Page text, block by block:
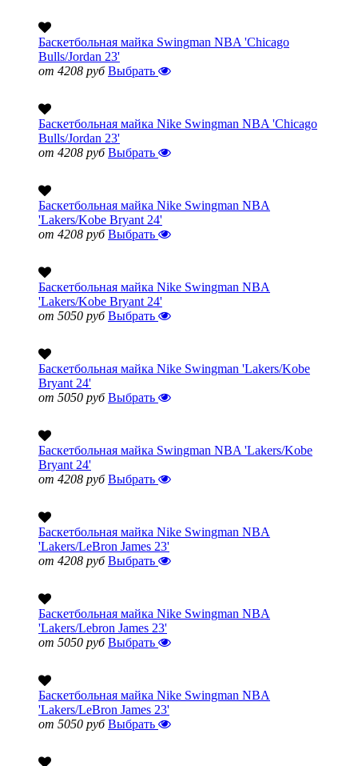
Баскетбольная майка Swingman NBA 'Chicago
Bulls/Jordan 23'
от 4208 руб Выбрать
Баскетбольная майка Nike Swingman NBA 'Chicago
Bulls/Jordan 23'
от 4208 руб Выбрать
Баскетбольная майка Nike Swingman NBA
'Lakers/Kobe Bryant 24'
от 4208 руб Выбрать
Баскетбольная майка Nike Swingman NBA
'Lakers/Kobe Bryant 24'
от 5050 руб Выбрать
Баскетбольная майка Nike Swingman 'Lakers/Kobe
Bryant 24'
от 5050 руб Выбрать
Баскетбольная майка Swingman NBA 'Lakers/Kobe
Bryant 24'
от 4208 руб Выбрать
Баскетбольная майка Nike Swingman NBA
'Lakers/LeBron James 23'
от 4208 руб Выбрать
Баскетбольная майка Nike Swingman NBA
'Lakers/Lebron James 23'
от 5050 руб Выбрать
Баскетбольная майка Nike Swingman NBA
'Lakers/LeBron James 23'
от 5050 руб Выбрать